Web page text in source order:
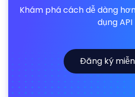
Khám phá cách dễ dàng
dụng API
Đăng ký